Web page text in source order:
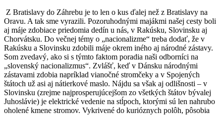
Z Bratislavy do Záhrebu je to len o kus ďalej než z Bratislavy na
Oravu. A tak sme vyrazili. Pozoruhodnými majákmi našej cesty boli
aj máje zdobiace priedomia dedín u nás, v Rakúsku, Slovinsku aj
Chorvátsku. Do večnej témy o „nacionalizme“ treba dodať, že v
Rakúsku a Slovinsku zdobili máje okrem iného aj národné zástavy.
Som zvedavý, ako si s týmto faktom poradia naši odborníci na
„slovenský nacionalizmus“. Zvlášť, keď v Dánsku národnými
zástavami zdobia napríklad vianočné stromčeky a v Spojených
štátoch už asi aj nátierkové maslo. Nájdu sa však aj odlišnosti – v
Slovinsku (zrejme najprosperujúcejšom zo všetkých štátov bývalej
Juhoslávie) je elektrické vedenie na stĺpoch, ktorými sú len nahrubo
oholené kmene stromov. Vykrivené do kurióznych polôh, pôsobia